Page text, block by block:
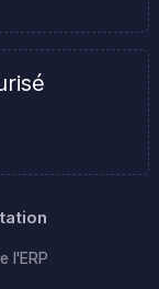
l'ERP